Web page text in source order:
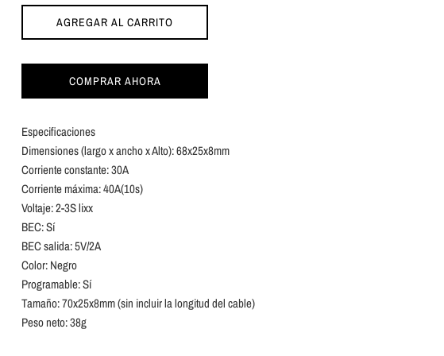
AGREGAR AL CARRITO
COMPRAR AHORA
Especificaciones
Dimensiones (largo x ancho x Alto): 68x25x8mm
Corriente constante: 30A
Corriente máxima: 40A(10s)
Voltaje: 2-3S lixx
BEC: Sí
BEC salida: 5V/2A
Color: Negro
Programable: Sí
Tamaño: 70x25x8mm (sin incluir la longitud del cable)
Peso neto: 38g